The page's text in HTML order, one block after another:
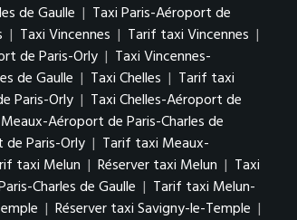
de Gaulle | Taxi Paris-Aéroport de
| Taxi Vincennes | Tarif taxi Vincennes |
de Paris-Orly | Taxi Vincennes-
de Gaulle | Taxi Chelles | Tarif taxi
Paris-Orly | Taxi Chelles-Aéroport de
Aéroport de Paris-Charles de
Paris-Orly | Tarif taxi Meaux-
taxi Melun | Réserver taxi Melun | Taxi
Charles de Gaulle | Tarif taxi Melun-
| Réserver taxi Savigny-le-Temple |